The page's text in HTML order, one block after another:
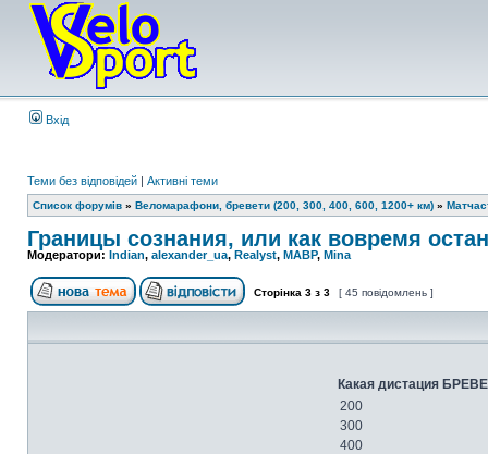
Вхід
Теми без відповідей | Активні теми
Список форумів » Веломарафони, бревети (200, 300, 400, 600, 1200+ км) »
Границы сознания, или как вовремя
Модератори: Indian, alexander_ua, Realyst, MABP, Mina
Сторінка 3 з 3 [ 45 повідомлень ]
Какая дистация
200
300
400